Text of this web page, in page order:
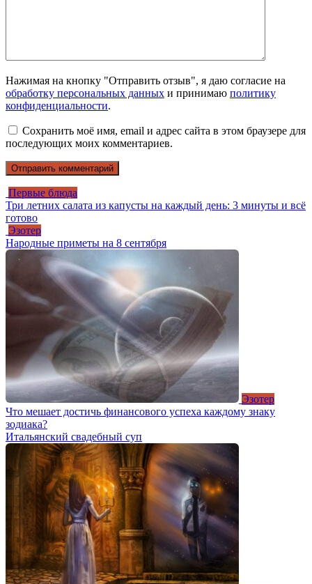
Нажимая на кнопку "Отправить отзыв", я даю согласие на
обработку персональных данных и принимаю политику
конфиденциальности.
Сохранить моё имя, email и адрес сайта в этом браузере для
последующих моих комментариев.
Первые блюда
Три летних салата из капусты на каждый день: 3 минуты и всё
готово
Эзотер
Народные приметы на 8 сентября
Эзотер
Что мешает достичь финансового успеха каждому знаку
зодиака?
Итальянский свадебный суп